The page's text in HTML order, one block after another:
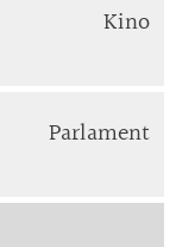
Kino
Parlament